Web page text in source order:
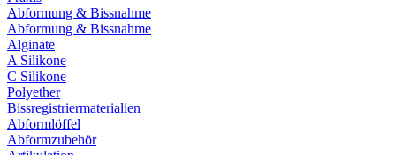
Abformung & Bissnahme
Abformung & Bissnahme
Alginate
A Silikone
C Silikone
Polyether
Bissregistriermaterialien
Abformlöffel
Abformzubehör